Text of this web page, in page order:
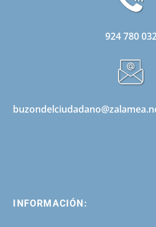
924 780
INFORMACIÓN: